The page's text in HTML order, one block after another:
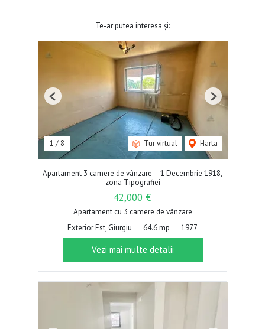
Te-ar putea interesa și:
1 / 8 Tur virtual Harta
Previous Next
Apartament 3 camere de vânzare – 1 Decembrie 1918,
zona Tipografiei
42,000 €
Apartament cu 3 camere de vânzare
Exterior Est, Giurgiu
64.6 mp 1977
Vezi mai multe detalii